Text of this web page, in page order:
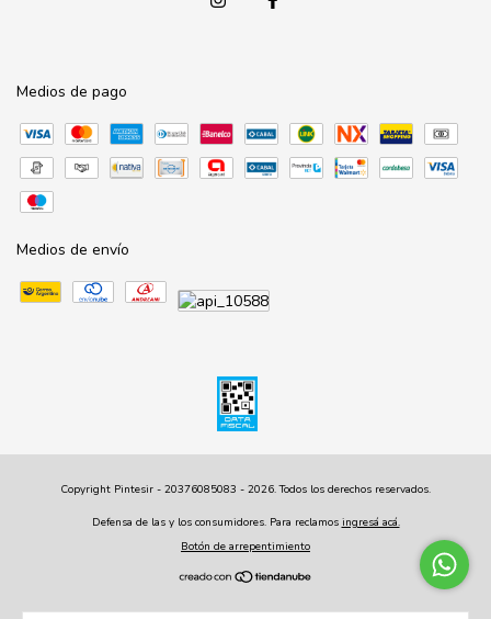
Medios de pago
Medios de envío
Copyright Pintesir - 20376085083 - 2026. Todos los derechos reservados.
Defensa de las y los consumidores. Para reclamos ingresá acá.
Botón de arrepentimiento